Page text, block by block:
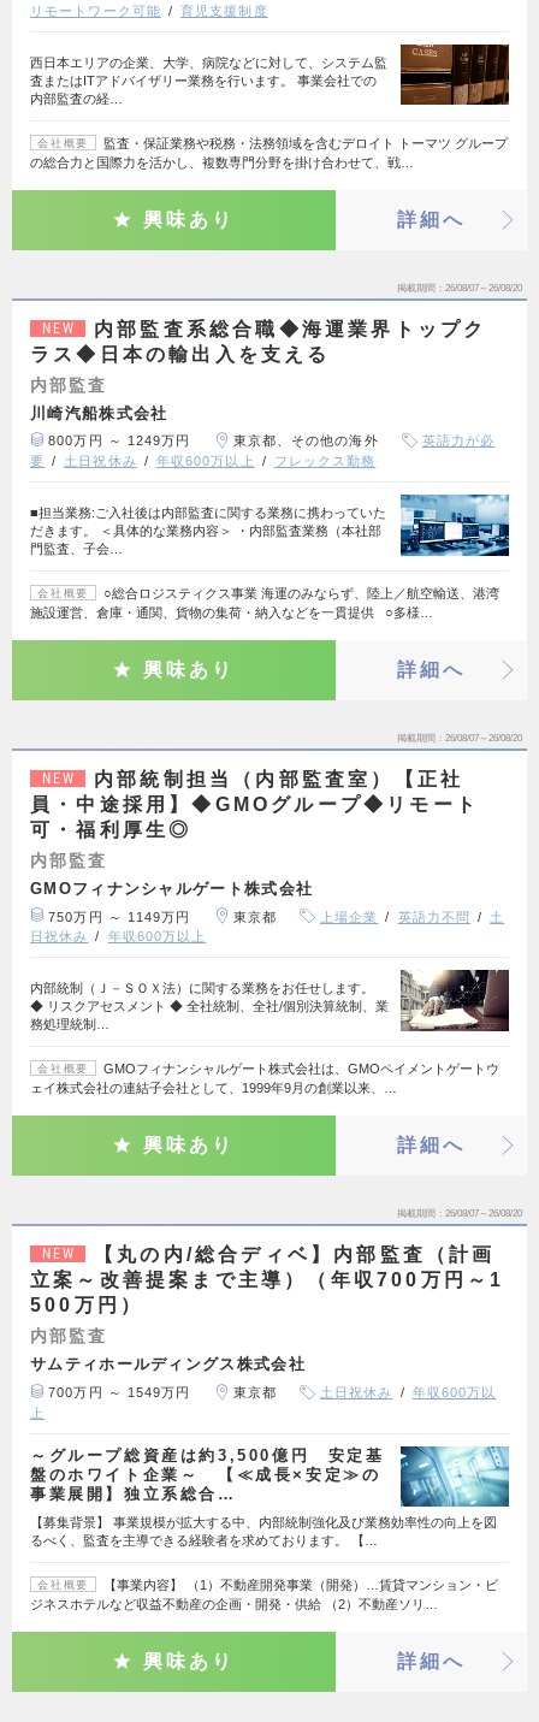
リモートワーク可能
育児支援制度
西日本エリアの企業、大学、病院などに対して、システム監
査またはITアドバイザリー業務を行います。 事業会社での
内部監査の経…
会社概要
監査・保証業務や税務・法務領域を含むデロイト トーマツ グループ
の総合力と国際力を活かし、複数専門分野を掛け合わせて、戦…
興味あり 詳細へ
掲載期間 26/08/07～26/08/20
NEW
内部監査系総合職◆海運業界トップク
ラス◆日本の輸出入を支える
内部監査
川崎汽船株式会社
800万円 ～ 1249万円 東京都、その他の海外
英語力が必
要
土日祝休み 年収600万以上 フレックス勤務
■担当業務:ご入社後は内部監査に関する業務に携わっていた
だきます。 ＜具体的な業務内容＞ ・内部監査業務（本社部
門監査、子会…
会社概要
○総合ロジスティクス事業 海運のみならず、陸上／航空輸送、港湾
施設運営、倉庫・通関、貨物の集荷・納入などを一貫提供 ○多様…
興味あり 詳細へ
掲載期間 26/08/07～26/08/20
NEW
内部統制担当（内部監査室）【正社
員・中途採用】◆GMOグループ◆リモート
可・福利厚生◎
内部監査
GMOフィナンシャルゲート株式会社
750万円 ～ 1149万円 東京都 上場企業 英語力不問
土
日祝休み
年収600万以上
内部統制（Ｊ－ＳＯＸ法）に関する業務をお任せします。
◆ リスクアセスメント ◆ 全社統制、全社/個別決算統制、業
務処理統制…
会社概要
GMOフィナンシャルゲート株式会社は、GMOペイメントゲートウ
ェイ株式会社の連結子会社として、1999年9月の創業以来、…
興味あり 詳細へ
掲載期間 26/08/07～26/08/20
NEW
【丸の内/総合ディベ】内部監査（計画
立案～改善提案まで主導）（年収700万円～1
500万円）
内部監査
サムティホールディングス株式会社
700万円 ～ 1549万円 東京都 土日祝休み
年収600万以
上
～グループ総資産は約3,500億円 安定基
盤のホワイト企業～ 【≪成長×安定≫の
事業展開】独立系総合…
【募集背景】 事業規模が拡大する中、内部統制強化及び業務効率性の向上を図
るべく、監査を主導できる経験者を求めております。 【…
会社概要
【事業内容】 （1）不動産開発事業（開発）…賃貸マンション・ビ
ジネスホテルなど収益不動産の企画・開発・供給 （2）不動産ソリ…
興味あり 詳細へ